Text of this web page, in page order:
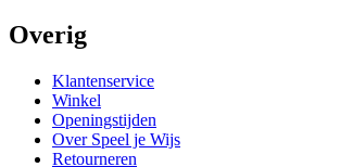
Overig
Klantenservice
Winkel
Openingstijden
Over Speel je Wijs
Retourneren